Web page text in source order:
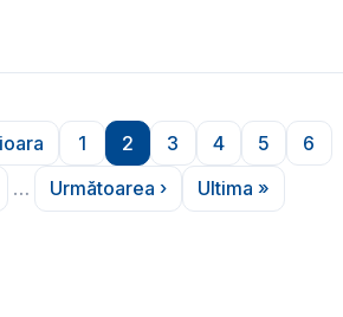
anterioară
Pagina
1
Pagina
2
Pagina
3
Pagina
4
Pagina
5 6
…
Pagina următoare
Următoarea ›
Ultima
Ultima »